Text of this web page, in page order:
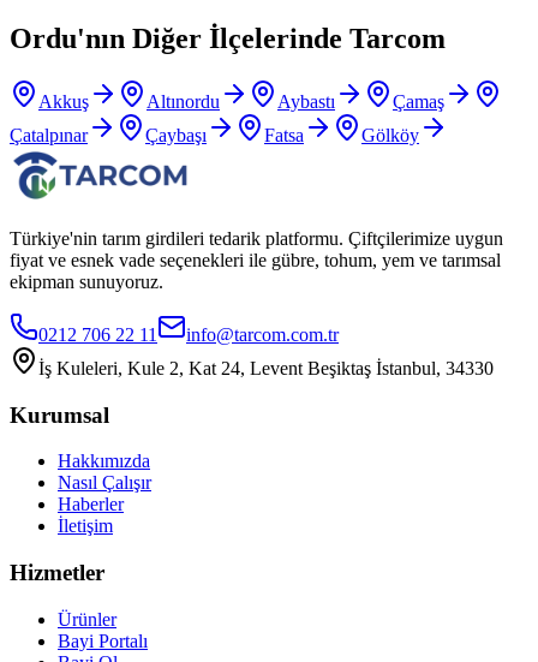
Ordu'nın Diğer İlçelerinde Tarcom
Akkuş Altınordu Aybastı
Çamaş
Çatalpınar
Çaybaşı Fatsa Gölköy
Türkiye'nin tarım girdileri tedarik platformu. Çiftçilerimize uygun
fiyat ve esnek vade seçenekleri ile gübre, tohum, yem ve tarımsal
ekipman sunuyoruz.
0212 706 22 11
info@tarcom.com.tr
İş Kuleleri, Kule 2, Kat 24, Levent Beşiktaş İstanbul, 34330
Kurumsal
Hakkımızda
Nasıl Çalışır
Haberler
İletişim
Hizmetler
Ürünler
Bayi Portalı